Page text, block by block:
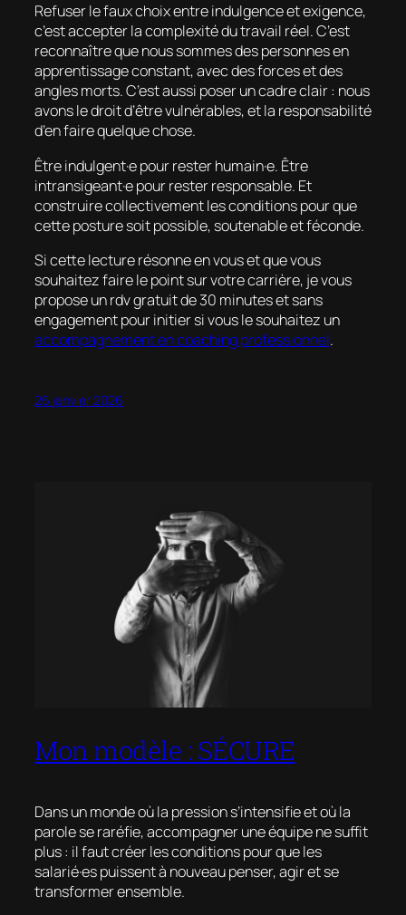
Refuser le faux choix entre indulgence et exigence,
c’est accepter la complexité du travail réel. C’est
reconnaître que nous sommes des personnes en
apprentissage constant, avec des forces et des
angles morts. C’est aussi poser un cadre clair : nous
avons le droit d’être vulnérables, et la responsabilité
d’en faire quelque chose.
Être indulgent·e pour rester humain·e. Être
intransigeant·e pour rester responsable. Et
construire collectivement les conditions pour que
cette posture soit possible, soutenable et féconde.
Si cette lecture résonne en vous et que vous
souhaitez faire le point sur votre carrière, je vous
propose un rdv gratuit de 30 minutes et sans
engagement pour initier si vous le souhaitez un
accompagnement en coaching professionnel.
26 janvier 2026
Mon modèle : SÉCURE
Dans un monde où la pression s’intensifie et où la
parole se raréfie, accompagner une équipe ne suffit
plus : il faut créer les conditions pour que les
salarié·es puissent à nouveau penser, agir et se
transformer ensemble.